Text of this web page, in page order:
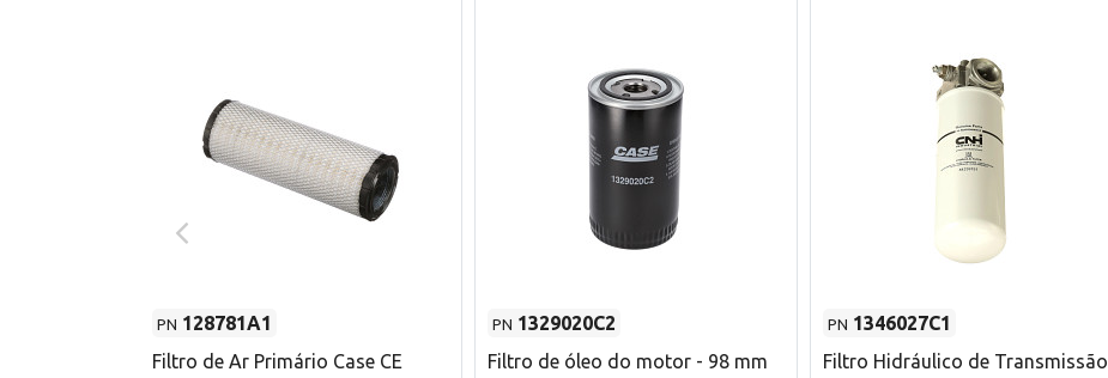
PN 128781A1
Filtro de Ar Primário Case CE
PN 1329020C2
Filtro de óleo do motor - 98 mm
PN 1346027C1
Filtro Hidráulico de Transmissão